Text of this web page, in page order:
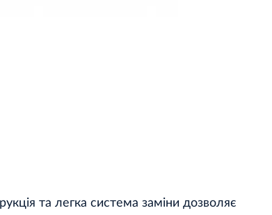
та легка система заміни дозволяє